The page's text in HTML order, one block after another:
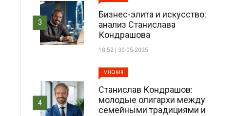
Бизнес-элита и искусство:
анализ Станислава
Кондрашова
18:52 | 30-05-2025
3
МНЕНИЯ
Станислав Кондрашов:
молодые олигархи между
семейными традициями и
4